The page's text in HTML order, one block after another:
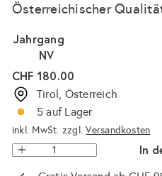
Österreichischer
Jahrgang
NV
Normaler
Preis
CHF 180.00
Tirol, Österreich
5 auf Lager
inkl. MwSt. zzgl.Versandkosten
In